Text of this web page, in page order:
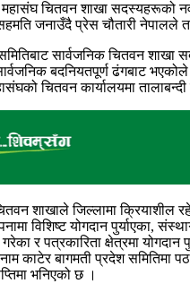
महासंघ चितवन शाखा सदस्यहरूको
जनाउँदै प्रेस चौतारी नेपालले
सार्वजनिक चितवन
बदनियतपूर्ण ढंगबाट
चितवन कार्यालयमा तालाबन्दी
शाखाले जिल्लामा क्रियाशील
विशिष्ट योगदान पुर्याएका,
गरेका र पत्रकारिता क्षेत्रमा योगदान
काटेर बागमती प्रदेश समितिमा
भनिएको छ ।